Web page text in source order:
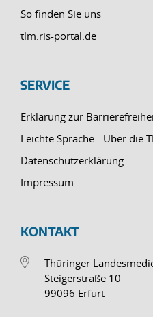
So finden Sie uns
tlm.ris-portal.de
SERVICE
Erklärung zur
Leichte Sprache - Über die
Datenschutzerklärung
Impressum
KONTAKT
Thüringer
Steigerstraße 10
99096 Erfurt